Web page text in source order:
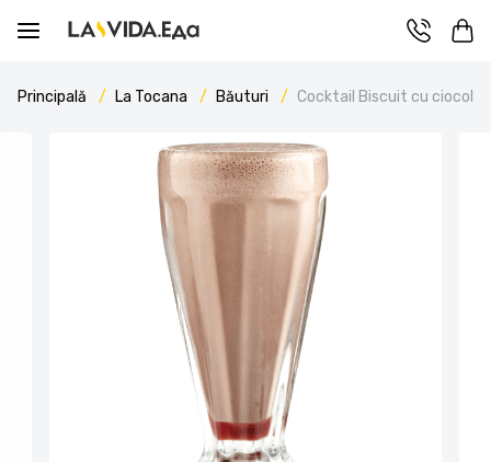
Principală La Tocana Băuturi Cocktail Biscuit cu